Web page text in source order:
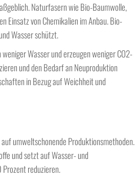
Naturfasern wie Bio-Baumwolle,
Einsatz von Chemikalien im Anbau. Bio-
Wasser schützt.
Wasser und erzeugen weniger CO2-
und den Bedarf an Neuproduktion
in Bezug auf Weichheit und
umweltschonende Produktionsmethoden.
und setzt auf Wasser- und
reduzieren.